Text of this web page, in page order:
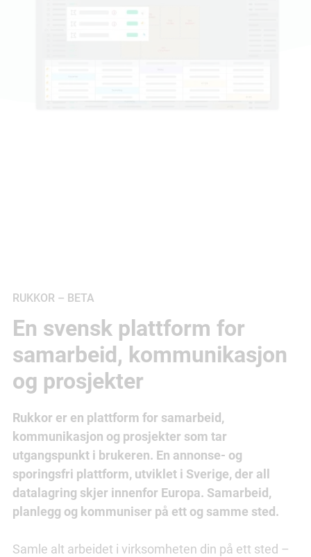
RUKKOR – BETA
En svensk plattform for
samarbeid, kommunikasjon
og prosjekter
Rukkor er en plattform for samarbeid,
kommunikasjon og prosjekter som tar
utgangspunkt i brukeren. En annonse- og
sporingsfri plattform, utviklet i Sverige, der all
datalagring skjer innenfor Europa. Samarbeid,
planlegg og kommuniser på ett og samme sted.
Samle alt arbeidet i virksomheten din på ett sted –